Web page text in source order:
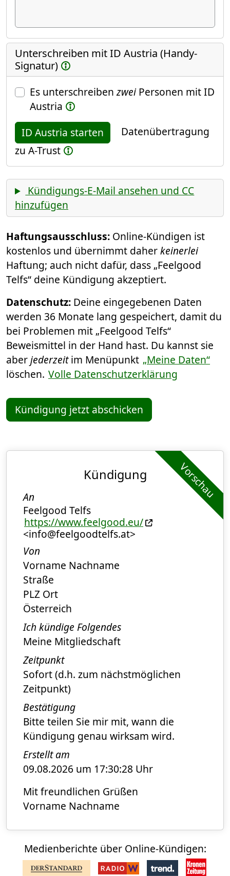
Unterschreiben mit ID Austria (Handy-
Signatur)
Es unterschreibenzweiPersonen mit ID
Austria
ID Austria starten
Datenübertragung
zu A-Trust
Kündigungs-E-Mail ansehen und CC
hinzufügen
Haftungsausschluss: Online-Kündigen ist
kostenlos und übernimmt daherkeinerlei
Haftung; auch nicht dafür, dass „Feelgood
Telfs“ deine Kündigung akzeptiert.
Datenschutz: Deine eingegebenen Daten
werden 36 Monate lang gespeichert, damit du
bei Problemen mit „Feelgood Telfs“
Beweismittel in der Hand hast. Du kannst sie
aberjederzeitim Menüpunkt „Meine Daten“
löschen. Volle Datenschutzerklärung
Kündigung jetzt abschicken
Vorschau
Kündigung
An
Feelgood Telfs
https://www.feelgood.eu/
<info@feelgoodtelfs.at>
Von
Vorname Nachname
Straße
PLZ Ort
Österreich
Ich kündige Folgendes
Meine Mitgliedschaft
Zeitpunkt
Sofort (d.h. zum nächstmöglichen
Zeitpunkt)
Bestätigung
Bitte teilen Sie mir mit, wann die
Kündigung genau wirksam wird.
Erstellt am
09.08.2026 um 17:30:28 Uhr
Mit freundlichen Grüßen
Vorname Nachname
Medienberichte über Online-Kündigen: